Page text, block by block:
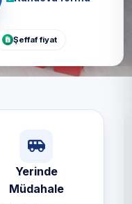
Şeffaf fiyat
Yerinde
Müdahale